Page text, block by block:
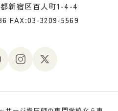
新宿区百人町1-4-4
FAX:03-3209-5569